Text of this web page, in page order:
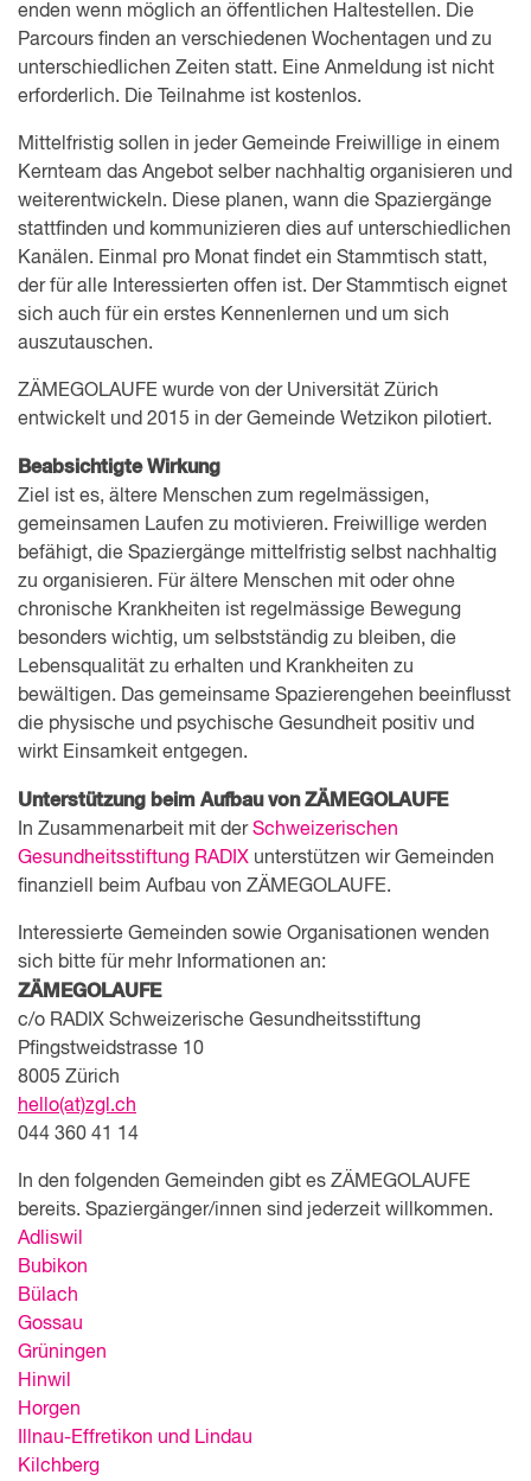
enden wenn möglich an öffentlichen Haltestellen. Die
Parcours finden an verschiedenen Wochentagen und zu
unterschiedlichen Zeiten statt. Eine Anmeldung ist nicht
erforderlich. Die Teilnahme ist kostenlos.
Mittelfristig sollen in jeder Gemeinde Freiwillige in einem
Kernteam das Angebot selber nachhaltig organisieren und
weiterentwickeln. Diese planen, wann die Spaziergänge
stattfinden und kommunizieren dies auf unterschiedlichen
Kanälen. Einmal pro Monat findet ein Stammtisch statt,
der für alle Interessierten offen ist. Der Stammtisch eignet
sich auch für ein erstes Kennenlernen und um sich
auszutauschen.
ZÄMEGOLAUFE wurde von der Universität Zürich
entwickelt und 2015 in der Gemeinde Wetzikon pilotiert.
Beabsichtigte Wirkung
Ziel ist es, ältere Menschen zum regelmässigen,
gemeinsamen Laufen zu motivieren. Freiwillige werden
befähigt, die Spaziergänge mittelfristig selbst nachhaltig
zu organisieren. Für ältere Menschen mit oder ohne
chronische Krankheiten ist regelmässige Bewegung
besonders wichtig, um selbstständig zu bleiben, die
Lebensqualität zu erhalten und Krankheiten zu
bewältigen. Das gemeinsame Spazierengehen beeinflusst
die physische und psychische Gesundheit positiv und
wirkt Einsamkeit entgegen.
Unterstützung beim Aufbau von ZÄMEGOLAUFE
In Zusammenarbeit mit derSchweizerischen
Gesundheitsstiftung RADIX unterstützen wir Gemeinden
finanziell beim Aufbau von ZÄMEGOLAUFE.
Interessierte Gemeinden sowie Organisationen wenden
sich bitte für mehr Informationen an:
ZÄMEGOLAUFE
c/o RADIX Schweizerische Gesundheitsstiftung
Pfingstweidstrasse 10
8005 Zürich
hello(at)zgl.ch
044 360 41 14
In den folgenden Gemeinden gibt es ZÄMEGOLAUFE
bereits. Spaziergänger/innen sind jederzeit willkommen.
Adliswil
Bubikon
Bülach
Gossau
Grüningen
Hinwil
Horgen
Illnau-Effretikon und Lindau
Kilchberg